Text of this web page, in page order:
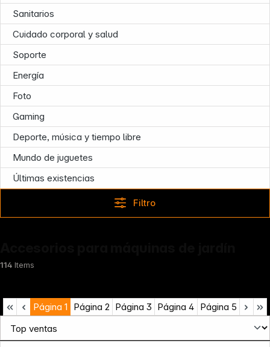
Sanitarios
Cuidado corporal y salud
Soporte
Energía
Foto
Gaming
Deporte, música y tiempo libre
Mundo de juguetes
Últimas existencias
Filtro
114 Items
Página 1 Página 2 Página 3 Página 4 Página 5
Infoterminal